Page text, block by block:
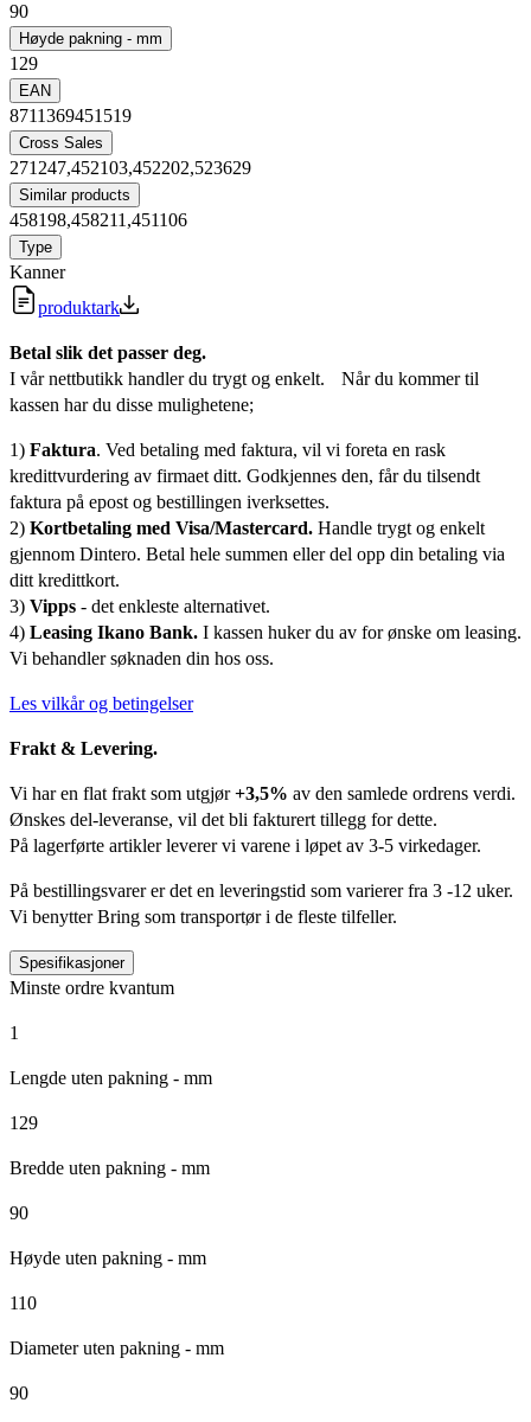
90
Høyde pakning - mm
129
EAN
8711369451519
Cross Sales
271247,452103,452202,523629
Similar products
458198,458211,451106
Type
Kanner
produktark
Betal slik det passer deg.
I vår nettbutikk handler du trygt og enkelt. Når du kommer til
kassen har du disse mulighetene;
1) Faktura. Ved betaling med faktura, vil vi foreta en rask
kredittvurdering av firmaet ditt. Godkjennes den, får du tilsendt
faktura på epost og bestillingen iverksettes.
2) Kortbetaling med Visa/Mastercard. Handle trygt og enkelt
gjennom Dintero. Betal hele summen eller del opp din betaling via
ditt kredittkort.
3) Vipps - det enkleste alternativet.
4) Leasing Ikano Bank. I kassen huker du av for ønske om leasing.
Vi behandler søknaden din hos oss.
Les vilkår og betingelser
Frakt & Levering.
Vi har en flat frakt som utgjør+3,5% av den samlede ordrens verdi.
Ønskes del-leveranse, vil det bli fakturert tillegg for dette.
På lagerførte artikler leverer vi varene i løpet av 3-5 virkedager.
På bestillingsvarer er det en leveringstid som varierer fra 3 -12 uker.
Vi benytter Bring som transportør i de fleste tilfeller.
Spesifikasjoner
Minste ordre kvantum
1
Lengde uten pakning - mm
129
Bredde uten pakning - mm
90
Høyde uten pakning - mm
110
Diameter uten pakning - mm
90